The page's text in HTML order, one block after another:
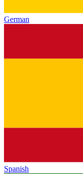
German
Spanish